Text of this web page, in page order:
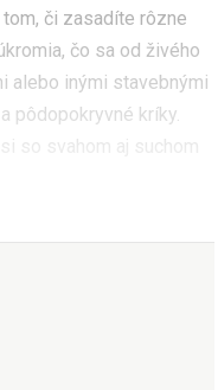
či zasadíte rôzne
čo sa od živého
alebo inými stavebnými
pôdopokryvné kríky.
so svahom aj suchom